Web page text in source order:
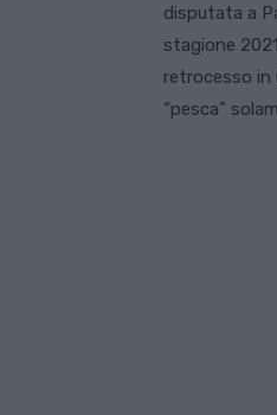
disputata a
stagione
retrocesso in
“pesca”